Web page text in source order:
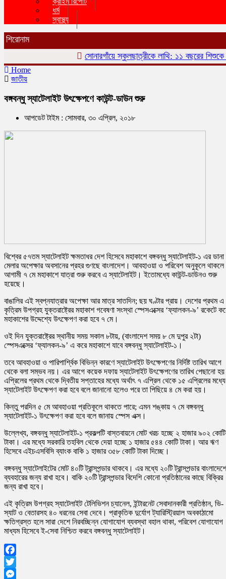
ধর্ম
স্বাস্থ্য
শিরোনাম
সোনারগাঁয়ে স্কুলছাত্রীকে লাথি: ১১ বছরের শিশুকে ৬ মাস
Home
জাতীয়
বঙ্গবন্ধু স্যাটেলাইট উৎক্ষেপণে কাউন্ট-ডাউন শুরু
আপডেট টাইম : সোমবার, ৩০ এপ্রিল, ২০১৮
বিশ্বের ৫৭তম স্যাটেলাইট ক্ষমতাধর দেশ হিসেবে মহাকাশে বঙ্গবন্ধু স্যাটেলাইট-১ এর ডানা
মেলার অপেক্ষার অবসানের প্রহর গুণছে বাংলাদেশ। আবহাওয়া ও পরিবেশ অনুকূলে থাকলে
আগামী ৭ মে মহাকাশে যাত্রা শুরু করবে এ স্যাটেলাইট। ইতোমধ্যে কাউন্ট-ডাউনও শুরু
হয়েছে।
বাঙালির এই স্বপ্নযাত্রার অপেক্ষা আর মাত্র সাতদিন; ছয় ঘণ্টার প্রায়। দেশের প্রথম এ
কৃত্রিম উপগ্রহ যুক্তরাষ্ট্রের মহাকাশ গবেষণা সংস্থা স্পেসএক্সের ‘ফ্যালকন-৯’ রকেটে
মহাকাশের উদ্দেশ্যে উৎক্ষেপণ করা হবে ৭ মে।
ওই দিন যুক্তরাষ্ট্রের স্থানীয় সময় সকাল ৮টায়, (বাংলাদেশ সময় ৮ মে দুপুর ২টা)
স্পেসএক্সের ‘ফ্যালকন-৯’ এ করে মহাকাশে যাবে বঙ্গবন্ধু স্যাটেলাইট-১।
তবে আবহাওয়া ও পারিপার্শ্বিক বিভিন্ন কারণে স্যাটেলাইট উৎক্ষেপণের নির্দিষ্ট তারিখ আগে
থেকে বলা সম্ভব নয়। এর আগে কয়েক দফায় স্যাটেলাইট উৎক্ষেপণের তারিখ পেছানো
এপ্রিলের প্রথম থেকে দ্বিতীয় সপ্তাহের মধ্যে অর্থাৎ ৭ এপ্রিল থেকে ১৫ এপ্রিলের মধ্যে
স্যাটেলাইট উৎক্ষেপণ করা হবে বলে জানানো হলেও পরে তা পিছিয়ে ৪ মে করা হয়।
কিন্তু পরদিন ৫ মে আবহাওয়া প্রতিকূলে থাকতে পারে; এমন শঙ্কায় ৭ মে বঙ্গবন্ধু
স্যাটেলাইট-১ উৎক্ষেপণ করা হবে বলে জানায় স্পেস এক্স।
উল্লেখ্য, বঙ্গবন্ধু স্যাটেলাইট-১ প্রকল্পটি বাস্তবায়নে মোট খরচ হচ্ছে ২ হাজার ৯০২ কোটি
টাকা। এর মধ্যে সরকারি তহবিল থেকে দেয়া হচ্ছে ১ হাজার ৫৪৪ কোটি টাকা। আর ঋণ
হিসেবে এইচএসবিসি ব্যাংক বাকি ১ হাজার ৩৫৮ কোটি টাকা দিচ্ছে।
বঙ্গবন্ধু স্যাটেলাইটের মোট ৪০টি ট্রান্সপন্ডার থাকবে। এর মধ্যে ২০টি ট্রান্সপন্ডার
ব্যবহারের জন্য রাখা হবে। বাকি ২০টি ট্রান্সপন্ডার বিদেশি কোনো প্রতিষ্ঠানের কাছে বিক্রির
জন্য রাখা হবে।
এই কৃত্রিম উপগ্রহ স্যাটেলাইট টেলিভিশন চ্যানেল, ইন্টারনেট সেবাদানকারী প্রতিষ্ঠান, ভি-
স্যাট ও বেতারসহ ৪০ ধরনের সেবা দেবে। প্রাকৃতিক দুর্যোগ ট্যারিস্ট্রিয়াল অবকাঠামো
ক্ষতিগ্রস্ত হলে সারা দেশে নিরবচ্ছিন্ন যোগাযোগ ব্যবস্থা বহাল থাকা, পরিবেশ যোগাযোগ
মাধ্যম হিসেবে ই-সেবা নিশ্চিত করবে বঙ্গবন্ধু স্যাটেলাইট।
Facebook
Twitter